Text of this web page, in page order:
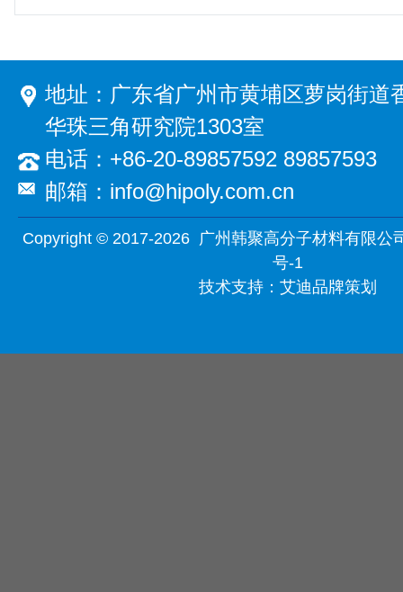
地址：广东省广州市黄埔区萝岗街道
华珠三角研究院1303室
电话：+86-20-89857592 89857593
邮箱：info@hipoly.com.cn
Copyright © 2017-2026 广州韩聚高分子材料有限
号-1
技术支持： 艾迪品牌策划